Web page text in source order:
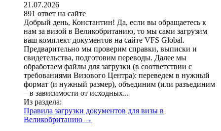
21.07.2026
891 ответ на сайте
Добрый день, Константин! Да, если вы обращаетесь к
нам за визой в Великобританию, то мы сами загрузим
ваш комплект документов на сайте VFS Global.
Предварительно мы проверим справки, выписки и
свидетельства, подготовим переводы. Далее мы
обработаем файлы для загрузки (в соответствии с
требованиями Визового Центра): переведем в нужный
формат (и нужный размер), объединим (или разъединим
– в зависимости от исходных...
Из раздела:
Правила загрузки документов для визы в
Великобританию →